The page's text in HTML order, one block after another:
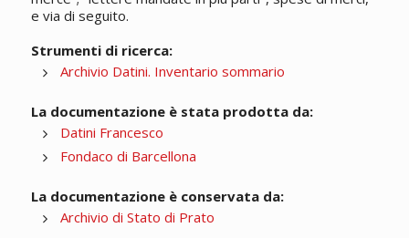
e via di seguito.
Strumenti di ricerca:
Archivio Datini. Inventario sommario
La documentazione è stata prodotta da:
Datini Francesco
Fondaco di Barcellona
La documentazione è conservata da:
Archivio di Stato di Prato